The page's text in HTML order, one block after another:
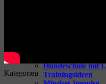
Vorbereitung
Erfolgreich
Hundeschule mit
Trainingsideen
Kategorien